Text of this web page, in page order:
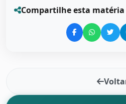
Compartilhe esta matéria